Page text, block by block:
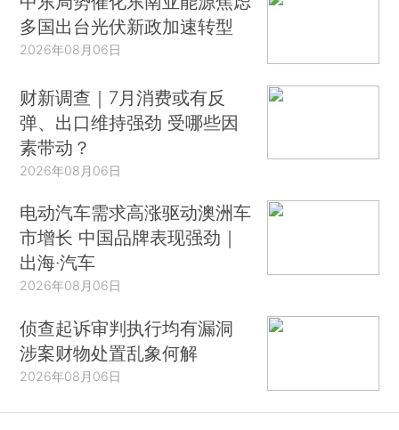
多国出台光伏新政加速转型
2026年08月06日
财新调查｜7月消费或有反
弹、出口维持强劲 受哪些因
素带动？
2026年08月06日
电动汽车需求高涨驱动澳洲车
市增长 中国品牌表现强劲｜
出海·汽车
2026年08月06日
侦查起诉审判执行均有漏洞
涉案财物处置乱象何解
2026年08月06日